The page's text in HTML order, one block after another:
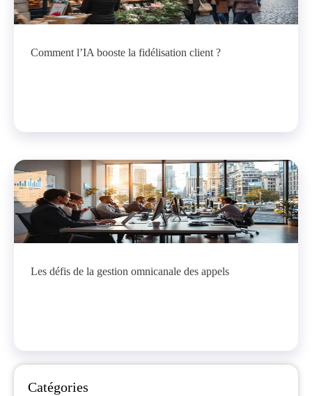
Comment l’IA booste la fidélisation client ?
Les défis de la gestion omnicanale des appels
Catégories